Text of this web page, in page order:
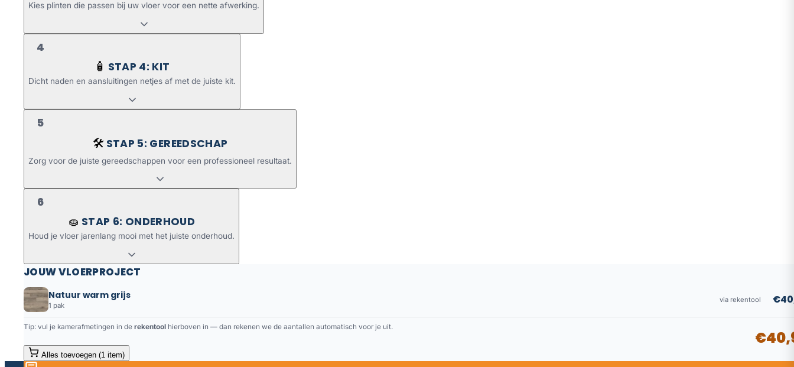
Kies plinten die passen bij uw vloer voor een nette afwerking.
4
🧴 STAP 4: KIT
Dicht naden en aansluitingen netjes af met de juiste kit.
5
🛠️ STAP 5: GEREEDSCHAP
Zorg voor de juiste gereedschappen voor een professioneel resultaat.
6
🧽 STAP 6: ONDERHOUD
Houd je vloer jarenlang mooi met het juiste onderhoud.
JOUW VLOERPROJECT
Natuur warm grijs
1 pak
via rekentool
Tip: vul je kamerafmetingen in de rekentool hierboven in — dan rekenen we de aantallen automatisch voor je uit.
Alles toevoegen (1 item)